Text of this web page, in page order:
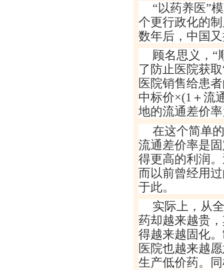
“以药养医”
个更行政化的
数年后，中国
顾名思义， “
了防止医院获取
医院销售给患
中标价×(1 ＋流
地的流通差价
在这个简单
流通差价率是
得更高的利润
而以前曾经用
于此。
实际上，从
药却越来越贵
得越来越固化
医院也越来越
生产低价药。